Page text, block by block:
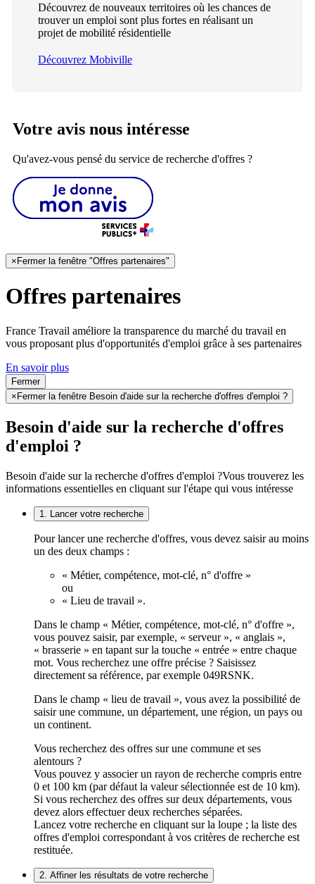
Découvrez de nouveaux territoires où les chances de
trouver un emploi sont plus fortes en réalisant un
projet de mobilité résidentielle
Découvrez Mobiville
Votre avis nous intéresse
Qu'avez-vous pensé du service de recherche d'offres ?
× Fermer la fenêtre "Offres partenaires"
Offres partenaires
France Travail améliore la transparence du marché du travail en
vous proposant plus d'opportunités d'emploi grâce à ses partenaires
En savoir plus
Fermer
× Fermer la fenêtre Besoin d'aide sur la recherche d'offres d'emploi ?
Besoin d'aide sur la recherche d'offres
d'emploi ?
Besoin d'aide sur la recherche d'offres d'emploi ?Vous trouverez les
informations essentielles en cliquant sur l'étape qui vous intéresse
1. Lancer votre recherche
Pour lancer une recherche d'offres, vous devez saisir au moins
un des deux champs :
« Métier, compétence, mot-clé, n° d'offre »
ou
« Lieu de travail ».
Dans le champ « Métier, compétence, mot-clé, n° d'offre »,
vous pouvez saisir, par exemple, « serveur », « anglais »,
« brasserie » en tapant sur la touche « entrée » entre chaque
mot. Vous recherchez une offre précise ? Saisissez
directement sa référence, par exemple 049RSNK.
Dans le champ « lieu de travail », vous avez la possibilité de
saisir une commune, un département, une région, un pays ou
un continent.
Vous recherchez des offres sur une commune et ses
alentours ?
Vous pouvez y associer un rayon de recherche compris entre
0 et 100 km (par défaut la valeur sélectionnée est de 10 km).
Si vous recherchez des offres sur deux départements, vous
devez alors effectuer deux recherches séparées.
Lancez votre recherche en cliquant sur la loupe ; la liste des
offres d'emploi correspondant à vos critères de recherche est
restituée.
2. Affiner les résultats de votre recherche